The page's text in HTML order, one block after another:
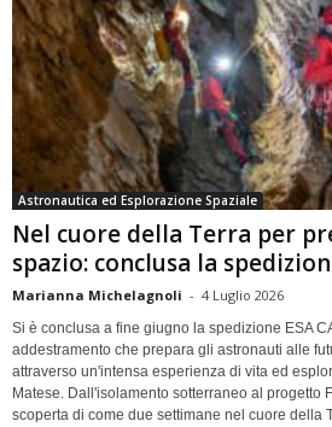
Astronautica ed Esplorazione Spaziale
Nel cuore della Terra per
spazio: conclusa la
Marianna Michelagnoli - 4 Luglio 2026
Si è conclusa a fine giugno la spedizione ESA
addestramento che prepara gli astronauti alle
attraverso un'intensa esperienza di vita ed
Matese. Dall'isolamento sotterraneo al progetto
scoperta di come due settimane nel cuore della